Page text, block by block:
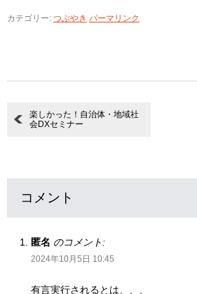
カテゴリー: つぶやき パーマリンク
楽しかった！自治体・地域社
会DXセミナー
コメント
匿名 のコメント:
2024年10月5日 10:45
有言実行されるとは、、、